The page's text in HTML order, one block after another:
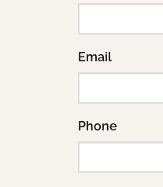
Email
Phone